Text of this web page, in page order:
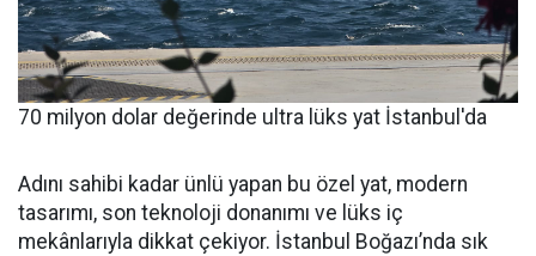
70 milyon dolar değerinde ultra lüks yat İstanbul'da
Adını sahibi kadar ünlü yapan bu özel yat, modern
tasarımı, son teknoloji donanımı ve lüks iç
mekânlarıyla dikkat çekiyor. İstanbul Boğazı’nda sık